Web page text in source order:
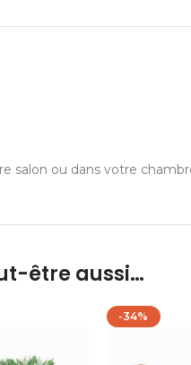
salon ou dans votre
être aussi…
-34%